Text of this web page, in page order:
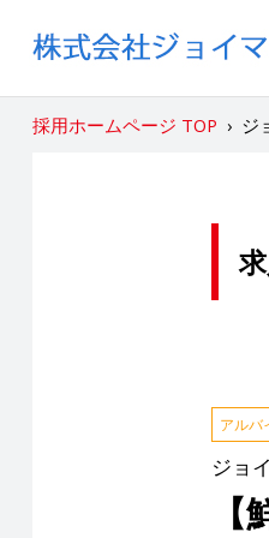
採用ホームページ TOP › ジ
アルバ
ジョ